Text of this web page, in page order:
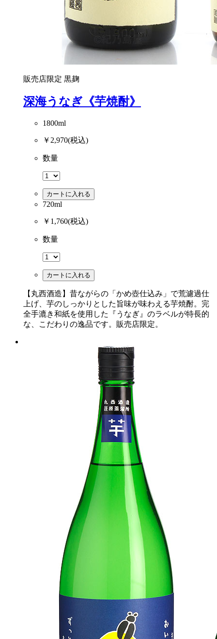
販売店限定 黒麹
深海うなぎ《芋焼酎》
1800ml
￥2,970(税込)
数量
カートに入れる
720ml
￥1,760(税込)
数量
カートに入れる
【丸西酒造】昔ながらの「かめ壺仕込み」で荒濾過仕
上げ、芋のしっかりとした旨味が味わえる芋焼酎。完
全手漉き和紙を使用した『うなぎ』のラベルが特長的
な、こだわりの逸品です。販売店限定。